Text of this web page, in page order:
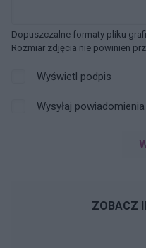
Dopuszczalne formaty pliku
Rozmiar zdjęcia nie powinien
Wyświetl podpis
Wysyłaj
ZOBACZ